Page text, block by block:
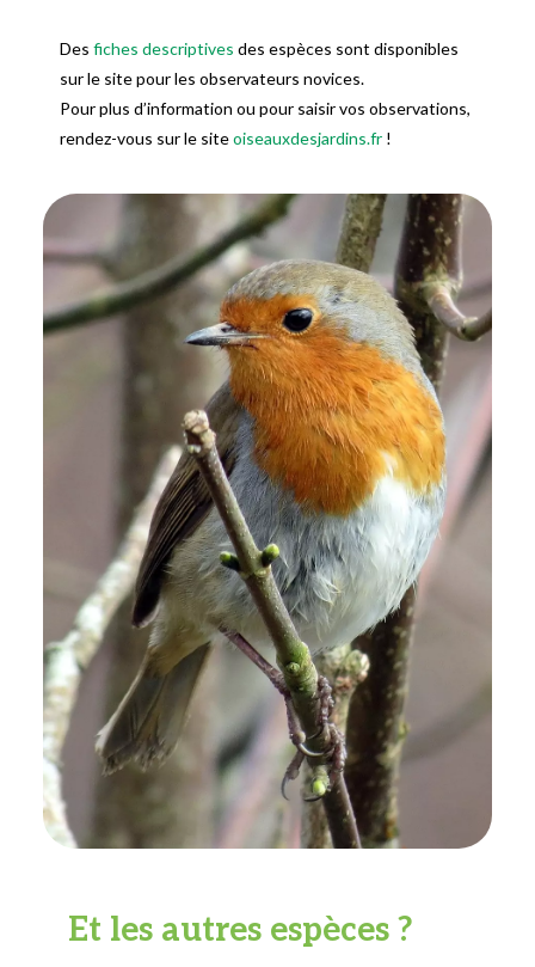
Desfiches descriptives des espèces sont disponibles
sur le site pour les observateurs novices.
Pour plus d’information ou pour saisir vos observations,
rendez-vous sur le siteoiseauxdesjardins.fr !
Et les autres espèces ?